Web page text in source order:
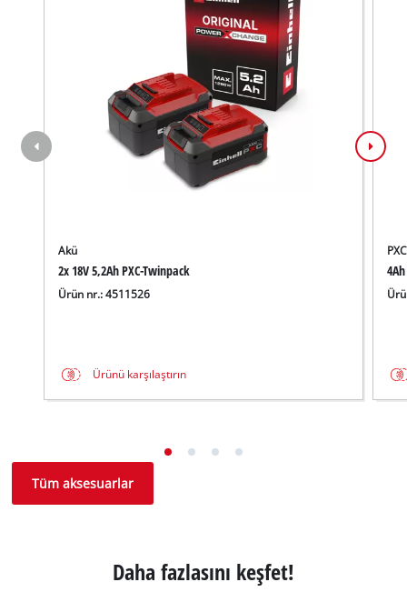
Akü
2x 18V 5,2Ah PXC-Twinpack
Ürün nr.: 4511526
Ürünü karşılaştırın
Tüm aksesuarlar
Daha fazlasını keşfet!